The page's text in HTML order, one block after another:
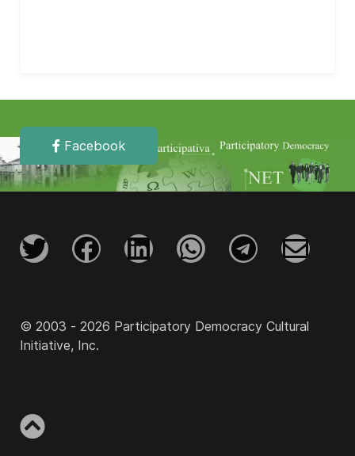
Facebook
© 2003 - 2026 Participatory Democracy Cultural
Initiative, Inc.